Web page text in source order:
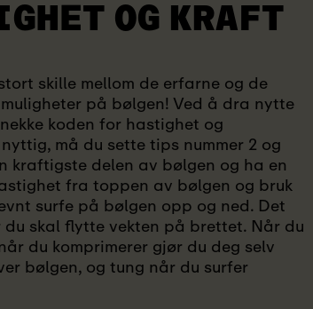
OG KRAFT
skille mellom de erfarne og de
på bølgen! Ved å dra nytte
koden for hastighet og
må du sette tips nummer 2 og
kraftigste delen av bølgen og ha en
fra toppen av bølgen og bruk
surfe på bølgen opp og ned. Det
skal flytte vekten på brettet. Når du
du komprimerer gjør du deg selv
bølgen, og tung når du surfer